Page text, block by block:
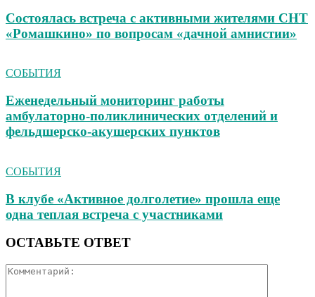
Состоялась встреча с активными жителями СНТ
«Ромашкино» по вопросам «дачной амнистии»
СОБЫТИЯ
Еженедельный мониторинг работы
амбулаторно‑поликлинических отделений и
фельдшерско‑акушерских пунктов
СОБЫТИЯ
В клубе «Активное долголетие» прошла еще
одна теплая встреча с участниками
ОСТАВЬТЕ ОТВЕТ